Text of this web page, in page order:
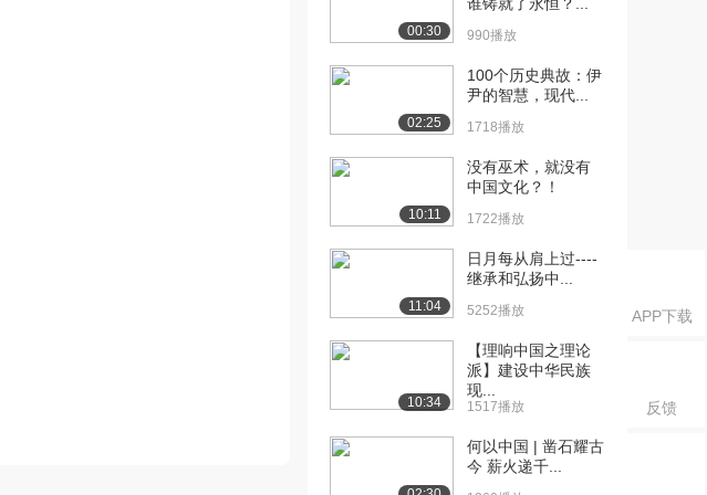
APP下载
反馈
00:30 990播放
02:25
100个历史典故：伊
尹的智慧，现代...
1718播放
10:11
没有巫术，就没有
中国文化？！
1722播放
11:04
日月每从肩上过----
继承和弘扬中...
5252播放
10:34
【理响中国之理论
派】建设中华民族
现...
1517播放
何以中国 | 凿石耀古
今 薪火递千...